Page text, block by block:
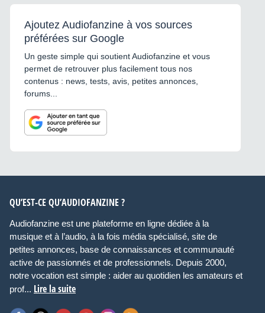
Ajoutez Audiofanzine à vos sources
préférées sur Google
Un geste simple qui soutient Audiofanzine et vous
permet de retrouver plus facilement tous nos
contenus : news, tests, avis, petites annonces,
forums...
QU’EST-CE QU’AUDIOFANZINE ?
Audiofanzine est une plateforme en ligne dédiée à la
musique et à l’audio, à la fois média spécialisé, site de
petites annonces, base de connaissances et communauté
active de passionnés et de professionnels. Depuis 2000,
notre vocation est simple : aider au quotidien les amateurs et
prof... Lire la suite